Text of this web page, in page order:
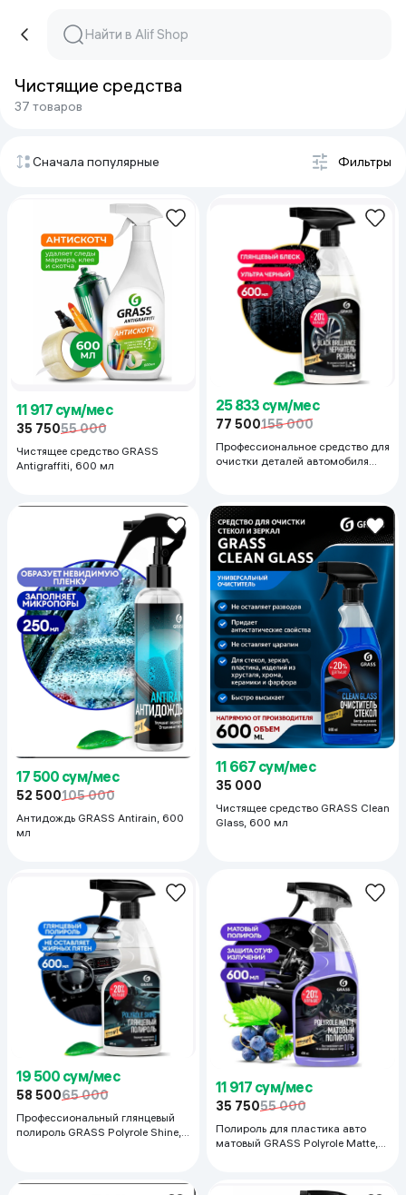
Чистящие средства
37 товаров
Сначала популярные Фильтры
11 917 сум/мес
35 75055 000
Чистящее средство GRASS
Antigraffiti, 600 мл
25 833 сум/мес
77 500155 000
Профессиональное средство для
очистки деталей автомобиля
17 500 сум/мес
52 500105 000
Антидождь GRASS Antirain, 600
мл
11 667 сум/мес
35 000
Чистящее средство GRASS Clean
Glass, 600 мл
19 500 сум/мес
58 50065 000
Профессиональный глянцевый
полироль GRASS Polyrole Shine,
11 917 сум/мес
35 75055 000
Полироль для пластика авто
матовый GRASS Polyrole Matte,